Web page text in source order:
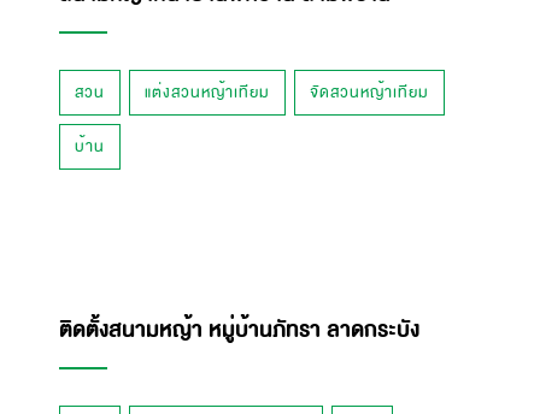
สวน แต่งสวนหญ้าเทียม จัดสวนหญ้าเทียม
บ้าน
ติดตั้งสนามหญ้า หมู่บ้านภัทรา ลาดกระบัง